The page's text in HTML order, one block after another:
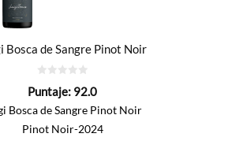
Bosca de Sangre Pinot Noir
de
Puntaje: 92.0
Bosca de Sangre Pinot Noir
Pinot Noir-2024